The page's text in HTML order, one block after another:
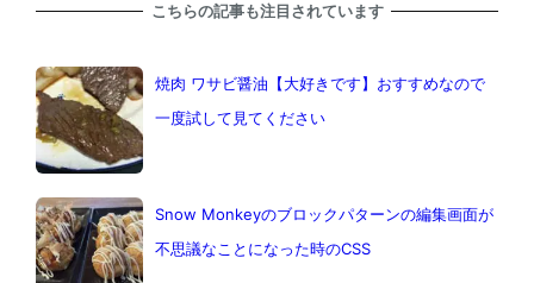
こちらの記事も注目されています
焼肉 ワサビ醤油【大好きです】おすすめなので
一度試して見てください
Snow Monkeyのブロックパターンの編集画面が
不思議なことになった時のCSS